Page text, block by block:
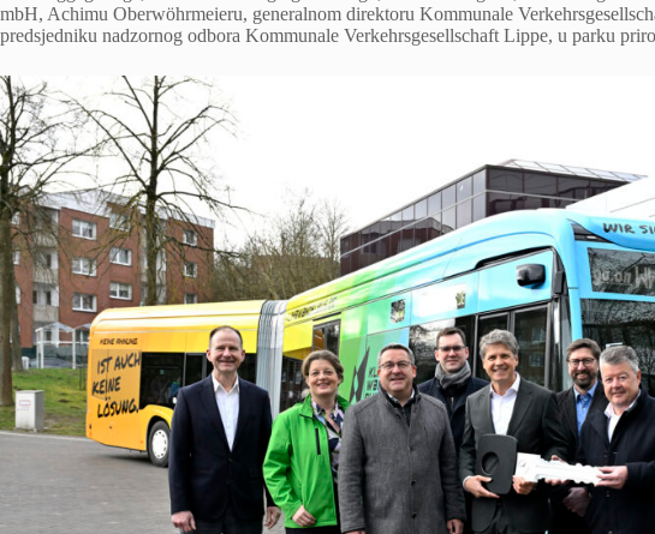
mbH, Achimu Oberwöhrmeieru, generalnom direktoru Kommunale
predsjedniku nadzornog odbora Kommunale Verkehrsgesellschaft Lippe, u parku